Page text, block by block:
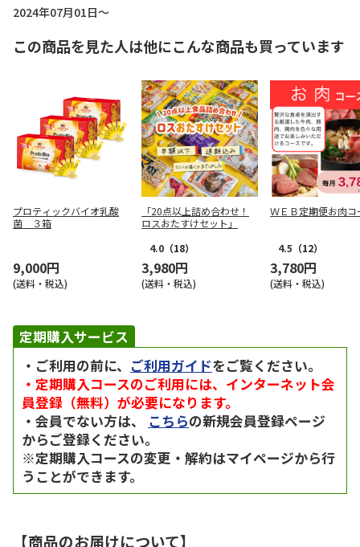
2024年07月01日～
この商品を見た人は他にこんな商品も買っています
プロティックバイオ乳酸
菌 ３箱
9,000円
(送料・税込)
「20点以上詰め合わせ！
ロスおたすけセット」
4.0 （18）
3,980円
(送料・税込)
ＷＥＢ定期便お肉コ
4.5 （12）
3,780円
(送料・税込)
定期購入サービス
・ご利用の前に、 ご利用ガイドをご覧ください。
・定期購入コースのご利用には、インターネット会
員登録（無料）が必要になります。
・会員でない方は、 こちらの新規会員登録ページ
からご登録ください。
※定期購入コースの変更・解約はマイページから行
うことができます。
【商品のお届けについて】